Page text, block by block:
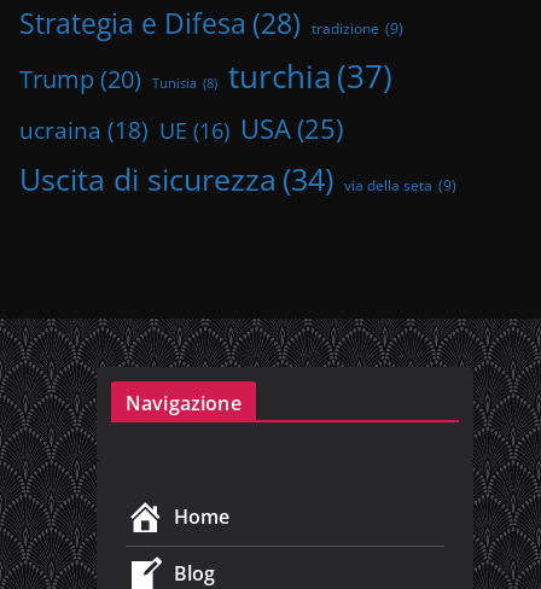
Strategia e Difesa (28) tradizione (9)
Trump (20) Tunisia (8) turchia(37)
ucraina (18) UE (16) USA (25)
Uscita di sicurezza (34) via della seta (9)
Navigazione
Home
Blog